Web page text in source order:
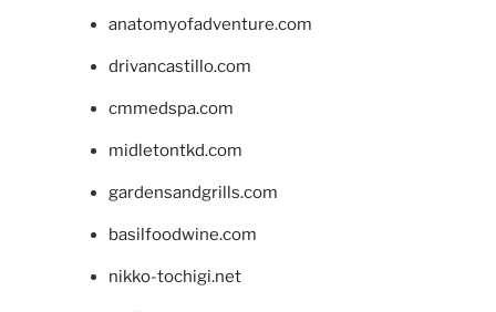
anatomyofadventure.com
drivancastillo.com
cmmedspa.com
midletontkd.com
gardensandgrills.com
basilfoodwine.com
nikko-tochigi.net